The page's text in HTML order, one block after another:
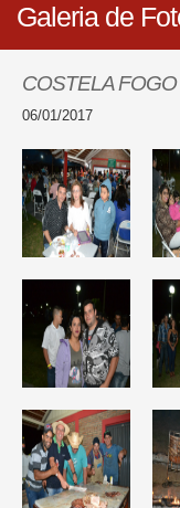
Galeria de
COSTELA
06/01/2017